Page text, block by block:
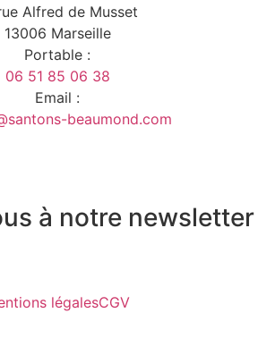
Alfred de Musset
13006 Marseille
Portable :
06 51 85 06 38
Email :
beaumond.com
à notre newsletter
légalesCGV